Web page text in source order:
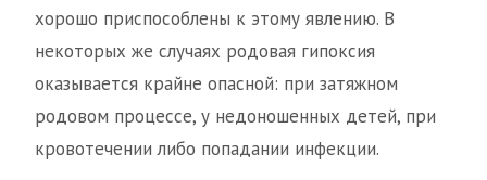
хорошо приспособлены к этому явлению. В
некоторых же случаях родовая гипоксия
оказывается крайне опасной: при затяжном
родовом процессе, у недоношенных детей, при
кровотечении либо попадании инфекции.